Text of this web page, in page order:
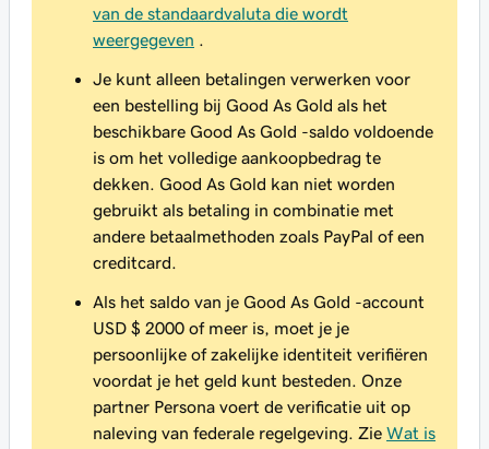
van de standaardvaluta die wordt
weergegeven
Je kunt alleen betalingen verwerken voor
een bestelling bij Good As Gold als het
beschikbare Good As Gold -saldo voldoende
is om het volledige aankoopbedrag te
dekken. Good As Gold kan niet worden
gebruikt als betaling in combinatie met
andere betaalmethoden zoals PayPal of een
creditcard.
Als het saldo van je Good As Gold -account
USD $ 2000 of meer is, moet je je
persoonlijke of zakelijke identiteit verifiëren
voordat je het geld kunt besteden. Onze
partner Persona voert de verificatie uit op
naleving van federale regelgeving. Zie Wat is